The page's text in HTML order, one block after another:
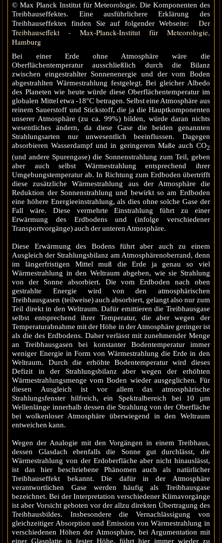
© Max Planck Institut für Meteorologie. Die Komponenten des
Treibhauseffektes. Eine ausführlichere Erklärung des
Treibhauseffektes finden Sie auf folgender Webseite: Der
Treibhauseffekt - Max-Planck-Institut für Meteorologie,
Hamburg
Bei einer Erde ohne Atmosphäre wäre die
Oberflächentemperatur ausschließlich durch die Bilanz
zwischen eingestrahlter Sonnenenergie und der vom Boden
abgestrahlten Wärmestrahlung festgelegt. Bei gleicher Albedo
des Planeten wie heute würde diese Oberflächentemperatur im
globalen Mittel etwa -18°C betragen. Selbst eine Atmosphäre aus
reinem Sauerstoff und Stickstoff, die ja die Hauptkomponenten
unserer Atmosphäre (zu ca. 99%) bilden, würde daran nichts
wesentliches ändern, da diese Gase die beiden genannten
Strahlungsarten nur unwesentlich beeinflussen. Dagegen
absorbieren Wasserdampf und in geringerem Maße auch CO2
(und andere Spurengase) die Sonnenstrahlung zum Teil, geben
aber auch selbst Wärmestrahlung entsprechend ihrer
Umgebungstemperatur ab. In Richtung zum Erdboden übertrifft
diese zusätzliche Wärmestrahlung aus der Atmosphäre die
Reduktion der Sonnenstrahlung und bewirkt so am Erdboden
eine höhere Energieeinstrahlung, als dies ohne solche Gase der
Fall wäre. Diese vermehrte Einstrahlung führt zu einer
Erwärmung des Erdbodens und (infolge verschiedener
Transportvorgänge) auch der unteren Atmosphäre.
Diese Erwärmung des Bodens führt aber auch zu einem
Ausgleich der Strahlungsbilanz am Atmosphärenoberrand, denn
im längerfristigen Mittel muß die Erde ja genau so viel
Wärmestrahlung in den Weltraum abgeben, wie sie Strahlung
von der Sonne absorbiert. Die vom Erdboden nach oben
gestrahlte Energie wird von den atmosphärischen
Treibhausgasen (teilweise) auch absorbiert, gelangt also nur zum
Teil direkt in den Weltraum. Dafür emittieren die Treibhausgase
selbst entsprechend ihrer Temperatur, die aber wegen der
Temperaturabnahme mit der Höhe in der Atmosphäre geringer ist
als die des Erdbodens. Daher verlässt mit zunehmender Menge
an Treibhausgasen bei konstanter Bodentemperatur immer
weniger Energie in Form von Wärmestrahlung die Erde in den
Weltraum. Durch die erhöhte Bodentemperatur wird dieses
Defizit in der Strahlungsbilanz aber wegen der erhöhten
Wärmestrahlungsmenge vom Boden wieder ausgeglichen. Für
diesen Ausgleich ist vor allem das atmosphärische
Strahlungsfenster hilfreich, ein Spektralbereich bei 10 µm
Wellenlänge innerhalb dessen die Strahlung von der Oberfläche
bei wolkenloser Atmosphäre überwiegend in den Weltraum
entweichen kann.
Wegen der Analogie mit den Vorgängen in einem Treibhaus,
dessen Glasdach ebenfalls die Sonne gut durchlässt, die
Wärmestrahlung von der Erdoberfläche aber nicht hinauslässt,
ist das hier beschriebene Phänomen auch als natürlicher
Treibhauseffekt bekannt. Die dafür in der Atmosphäre
verantwortlichen Gase werden häufig als Treibhausgase
bezeichnet. Bei der Interpretation verschiedener Klimavorgänge
ist aber Vorsicht geboten vor der allzu direkten Übertragung des
Treibhausbildes. Insbesondere die Vernachlässigung von
gleichzeitiger Absorption und Emission von Wärmestrahlung in
verschiedenen Höhen der Atmosphäre, bei Argumentation mit
einer Glasplatte in fester Höhe, führt hier immer wieder zu